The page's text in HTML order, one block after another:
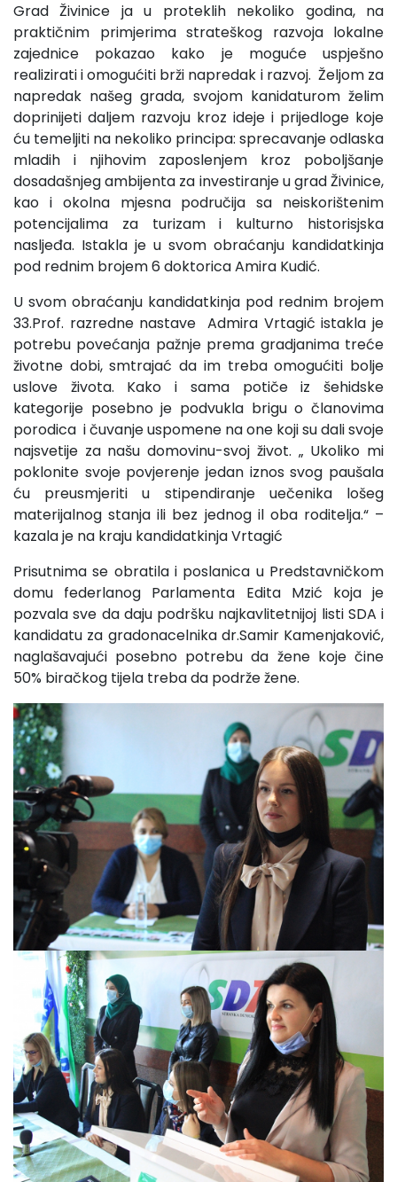
Grad Živinice ja u proteklih nekoliko godina, na
praktičnim primjerima strateškog razvoja lokalne
zajednice pokazao kako je moguće uspješno
realizirati i omogućiti brži napredak i razvoj. Željom za
napredak našeg grada, svojom kanidaturom želim
doprinijeti daljem razvoju kroz ideje i prijedloge koje
ću temeljiti na nekoliko principa: sprecavanje odlaska
mladih i njihovim zaposlenjem kroz poboljšanje
dosadašnjeg ambijenta za investiranje u grad Živinice,
kao i okolna mjesna područija sa neiskorištenim
potencijalima za turizam i kulturno historisjska
nasljeđa. Istakla je u svom obraćanju kandidatkinja
pod rednim brojem 6 doktorica Amira Kudić.
U svom obraćanju kandidatkinja pod rednim brojem
33.Prof. razredne nastave Admira Vrtagić istakla je
potrebu povećanja pažnje prema gradjanima treće
životne dobi, smtrajać da im treba omogućiti bolje
uslove života. Kako i sama potiče iz šehidske
kategorije posebno je podvukla brigu o članovima
porodica i čuvanje uspomene na one koji su dali svoje
najsvetije za našu domovinu-svoj život. „ Ukoliko mi
poklonite svoje povjerenje jedan iznos svog paušala
ću preusmjeriti u stipendiranje uečenika lošeg
materijalnog stanja ili bez jednog il oba roditelja.“ –
kazala je na kraju kandidatkinja Vrtagić
Prisutnima se obratila i poslanica u Predstavničkom
domu federlanog Parlamenta Edita Mzić koja je
pozvala sve da daju podršku najkavlitetnijoj listi SDA i
kandidatu za gradonacelnika dr.Samir Kamenjaković,
naglašavajući posebno potrebu da žene koje čine
50% biračkog tijela treba da podrže žene.